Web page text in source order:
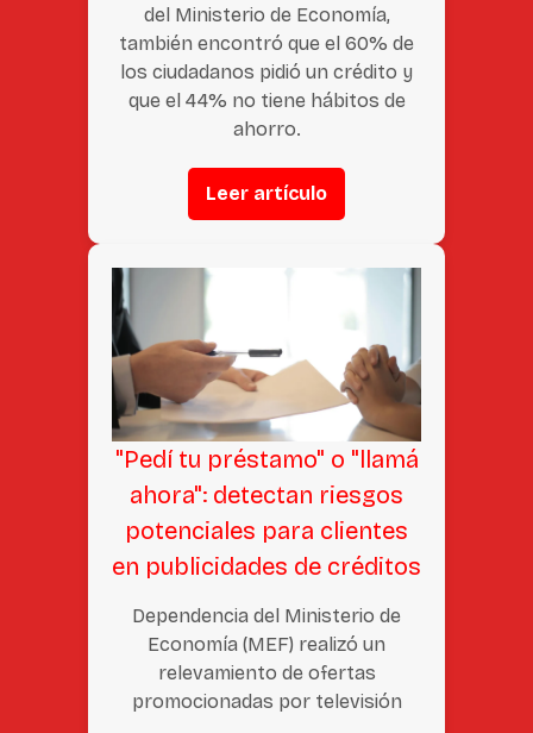
del Ministerio de Economía,
también encontró que el 60% de
los ciudadanos pidió un crédito y
que el 44% no tiene hábitos de
ahorro.
Leer artículo
"Pedí tu préstamo" o "llamá
ahora": detectan riesgos
potenciales para clientes
en publicidades de créditos
Dependencia del Ministerio de
Economía (MEF) realizó un
relevamiento de ofertas
promocionadas por televisión